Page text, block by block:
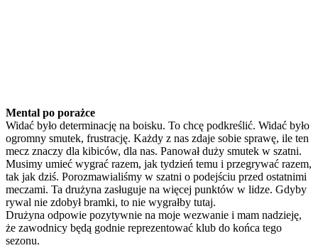
Mental po porażce
Widać było determinację na boisku. To chcę podkreślić. Widać było
ogromny smutek, frustrację. Każdy z nas zdaje sobie sprawę, ile ten
mecz znaczy dla kibiców, dla nas. Panował duży smutek w szatni.
Musimy umieć wygrać razem, jak tydzień temu i przegrywać razem,
tak jak dziś. Porozmawialiśmy w szatni o podejściu przed ostatnimi
meczami. Ta drużyna zasługuje na więcej punktów w lidze. Gdyby
rywal nie zdobył bramki, to nie wygrałby tutaj.
Drużyna odpowie pozytywnie na moje wezwanie i mam nadzieję,
że zawodnicy będą godnie reprezentować klub do końca tego
sezonu.